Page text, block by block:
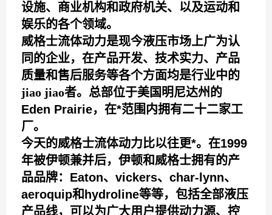
设施、商业机构和政府机关、以及运动和
娱乐的各个领域。
威格士流体动力是现今液压市场上广为认
同的企业，在产品开发、技术实力、产品
质量和售后服务等各个方面均是行业中的
jiao jiao者。总部位于美国明尼达州的
Eden Prairie，在*范围内拥有二十二家工
厂。
今天的威格士流体动力比以往更*。在1999
年被伊顿兼并后，伊顿和威格士拥有的产
品品牌：Eaton、vickers、char-lynn、
aeroquip和hydroline等等，包括全部液压
产品线，可以为广大用户提供动力源、控